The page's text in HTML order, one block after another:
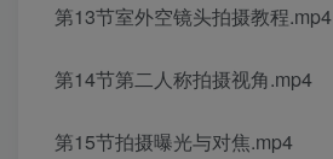
第13节室外空镜头拍摄教程.mp4
第14节第二人称拍摄视角.mp4
第15节拍摄曝光与对焦.mp4